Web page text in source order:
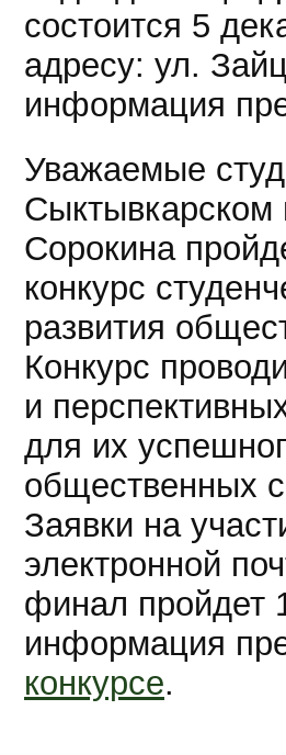
состоится 5
адресу: ул.
информация
Уважаемые
Сыктывкарском
Сорокина
конкурс
развития
Конкурс
и
для их
общественных
Заявки на
электронной
финал пройдет
информация
конкурсе.